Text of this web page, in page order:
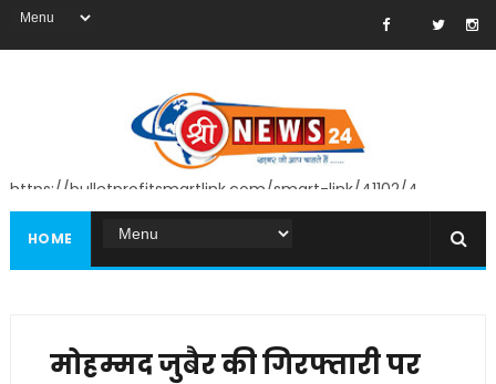
https://bulletprofitsmartlink.com/smart-link/41102/4
HOME
मोहम्मद जुबैर की गिरफ्तारी पर